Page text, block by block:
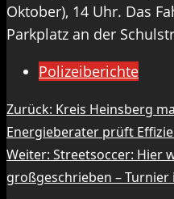
Oktober), 14 Uhr. Das
Parkplatz an der
Polizeiberichte
Zurück: Kreis Heinsberg
Energieberater prüft
Weiter: Streetsoccer: Hier
großgeschrieben – Turnier